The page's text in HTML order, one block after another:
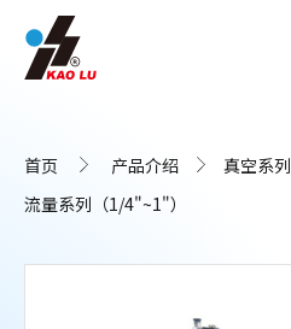
首页 产品介绍 真空系列
流量系列（1/4"~1"）
Cookie管理面板